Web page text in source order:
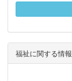
福祉に関する情報